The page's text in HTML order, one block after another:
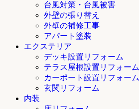
台風対策・台風被害
外壁の張り替え
外壁の補修工事
アパート塗装
エクステリア
デッキ設置リフォーム
テラス屋根設置リフォーム
カーポート設置リフォーム
玄関リフォーム
内装